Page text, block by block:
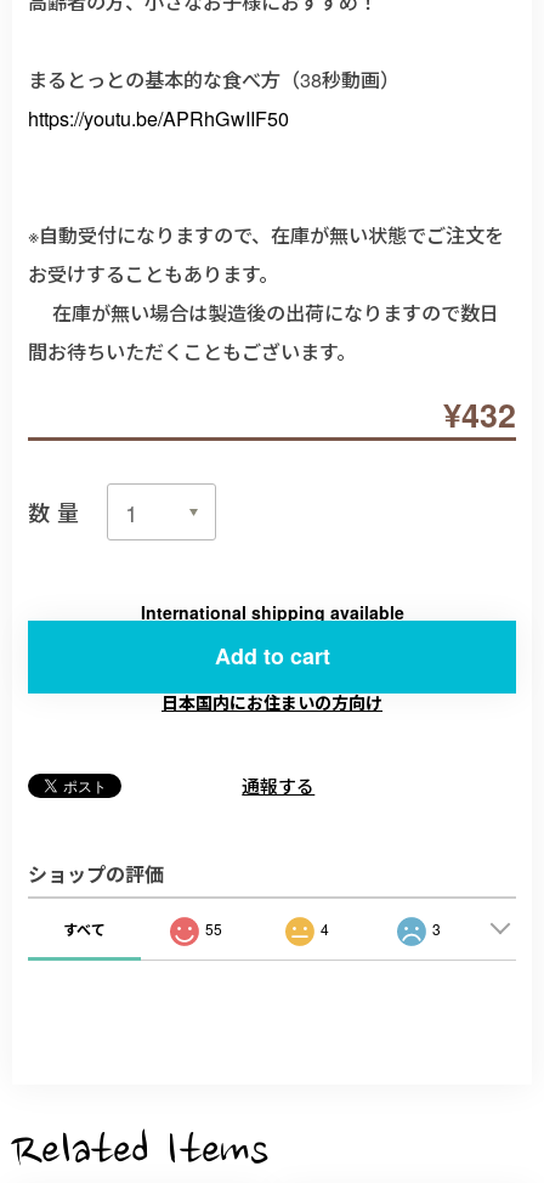
まるとっとの基本的な食べ方（38秒動画）
https://youtu.be/APRhGwIIF50
※自動受付になりますので、在庫が無い状態でご注文を
お受けすることもあります。
在庫が無い場合は製造後の出荷になりますので数日
間お待ちいただくこともございます。
¥432
数量
International shipping available
Add to cart
日本国内にお住まいの方向け
通報する
ショップの評価
すべて 55 4 3
Related Items